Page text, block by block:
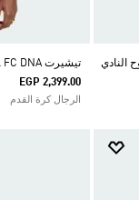
النادي
تيشيرت LIVERPOOL FC DNA
EGP 2,399.00
الرجال كرة القدم